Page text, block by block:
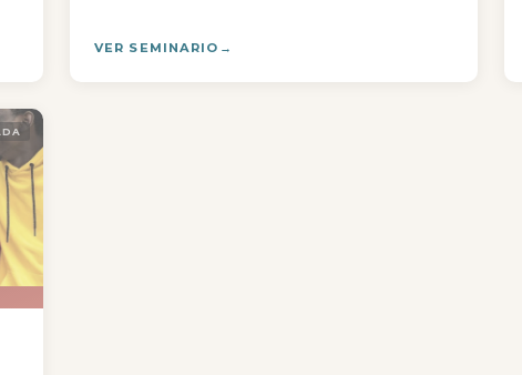
VER SEMINARIO